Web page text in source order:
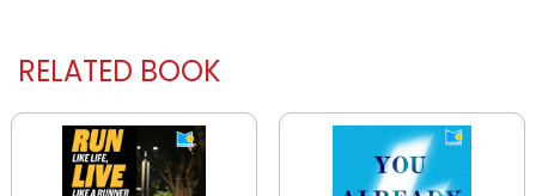
RELATED BOOK